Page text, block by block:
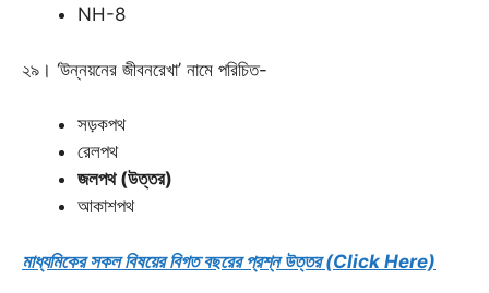
NH-8
২৯। ‘উন্নয়নের জীবনরেখা’ নামে পরিচিত-
সড়কপথ
রেলপথ
জলপথ (উত্তর)
আকাশপথ
মাধ্যমিকের সকল বিষয়ের বিগত বছরের প্রশ্ন উত্তর (Click Here)